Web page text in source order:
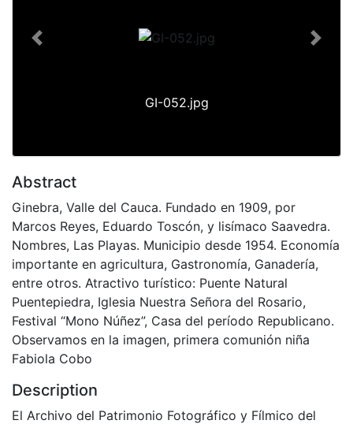
GI-052.jpg
Previous Next
Abstract
Ginebra, Valle del Cauca. Fundado en 1909, por
Marcos Reyes, Eduardo Toscón, y lisímaco Saavedra.
Nombres, Las Playas. Municipio desde 1954. Economía
importante en agricultura, Gastronomía, Ganadería,
entre otros. Atractivo turístico: Puente Natural
Puentepiedra, Iglesia Nuestra Señora del Rosario,
Festival “Mono Núñez”, Casa del período Republicano.
Observamos en la imagen, primera comunión niña
Fabiola Cobo
Description
El Archivo del Patrimonio Fotográfico y Fílmico del